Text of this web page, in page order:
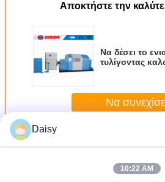
Αποκτήστε την
Να δέσει το
τυλίγοντας
μηχανή
Να
Περισσότεροι
Ενιαία συσσωρεύοντας μηχανή
Daisy
10:22 AM